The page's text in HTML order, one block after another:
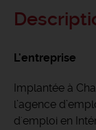
L'entreprise
Implantée à
l’agence
d'emploi en